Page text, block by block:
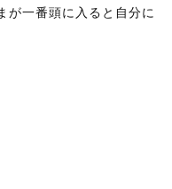
が一番頭に入ると自分に